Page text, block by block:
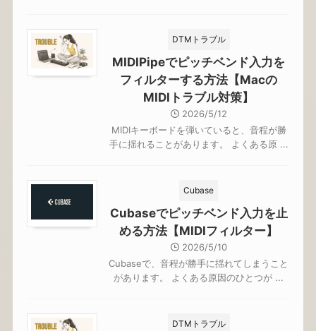
DTMトラブル
MIDIPipeでピッチベンド入力を
フィルターする方法【Macの
MIDIトラブル対策】
2026/5/12
MIDIキーボードを弾いていると、音程が勝
手に揺れることがあります。 よくある原 ...
Cubase
Cubaseでピッチベンド入力を止
める方法【MIDIフィルター】
2026/5/10
Cubaseで、音程が勝手に揺れてしまうこと
があります。 よくある原因のひとつが ...
DTMトラブル